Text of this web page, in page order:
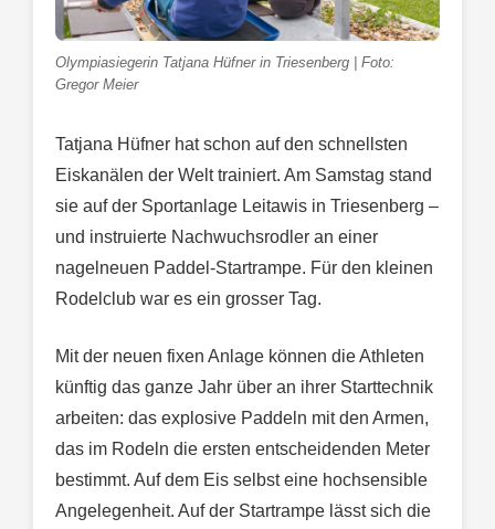
Olympiasiegerin Tatjana Hüfner in Triesenberg | Foto:
Gregor Meier
Tatjana Hüfner hat schon auf den schnellsten
Eiskanälen der Welt trainiert. Am Samstag stand
sie auf der Sportanlage Leitawis in Triesenberg –
und instruierte Nachwuchsrodler an einer
nagelneuen Paddel-Startrampe. Für den kleinen
Rodelclub war es ein grosser Tag.
Mit der neuen fixen Anlage können die Athleten
künftig das ganze Jahr über an ihrer Starttechnik
arbeiten: das explosive Paddeln mit den Armen,
das im Rodeln die ersten entscheidenden Meter
bestimmt. Auf dem Eis selbst eine hochsensible
Angelegenheit. Auf der Startrampe lässt sich die